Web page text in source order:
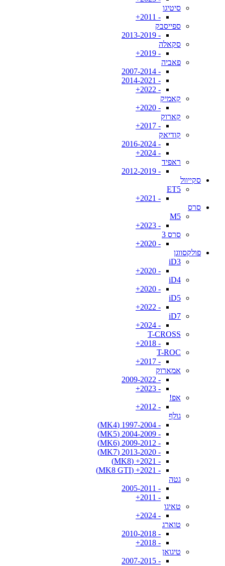
סיטיגו
- 2011+
ספייסבק
- 2013-2019
סקאלה
- 2019+
פאביה
- 2007-2014
- 2014-2021
- 2022+
קאמיק
- 2020+
קארוק
- 2017+
קודיאק
- 2016-2024
- 2024+
ראפיד
- 2012-2019
סקייוול
ET5
- 2021+
סרס
M5
- 2023+
סרס 3
- 2020+
פולקסווגן
iD3
- 2020+
iD4
- 2020+
iD5
- 2022+
iD7
- 2024+
T-CROSS
- 2018+
T-ROC
- 2017+
אמארוק
- 2009-2022
- 2023+
אפ!
- 2012+
גולף
- 1997-2004 (MK4)
- 2004-2009 (MK5)
- 2009-2012 (MK6)
- 2013-2020 (MK7)
- 2021+ (MK8)
- 2021+ (MK8 GTI)
גטה
- 2005-2011
- 2011+
טאיגו
- 2024+
טוארג
- 2010-2018
- 2018+
טיגואן
- 2007-2015